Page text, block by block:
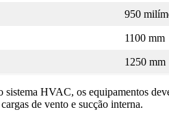
950
1100 mm
1250 mm
HVAC, os equipamentos
de vento e sucção interna.